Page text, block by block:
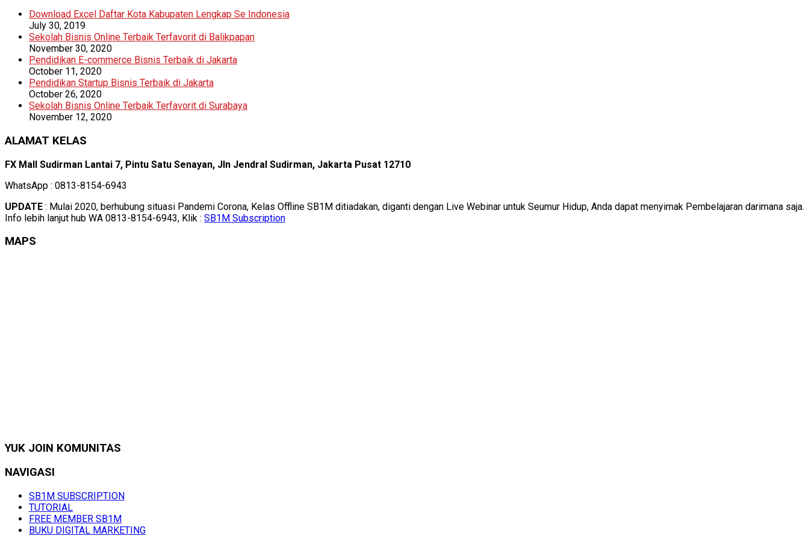
Download Excel Daftar Kota Kabupaten Lengkap Se Indonesia
July 30, 2019
Sekolah Bisnis Online Terbaik Terfavorit di Balikpapan
November 30, 2020
Pendidikan E-commerce Bisnis Terbaik di Jakarta
October 11, 2020
Pendidikan Startup Bisnis Terbaik di Jakarta
October 26, 2020
Sekolah Bisnis Online Terbaik Terfavorit di Surabaya
November 12, 2020
ALAMAT KELAS
FX Mall Sudirman Lantai 7, Pintu Satu Senayan, Jln Jendral Sudirman, Jakarta Pusat 12710
WhatsApp : 0813-8154-6943
UPDATE : Mulai 2020, berhubung situasi Pandemi Corona, Kelas Offline SB1M ditiadakan, diganti dengan Live Webinar untuk Seumur Hidup, Anda dapat menyimak Pembelajaran darimana saja.
Info lebih lanjut hub WA 0813-8154-6943, Klik : SB1M Subscription
MAPS
YUK JOIN KOMUNITAS
NAVIGASI
SB1M SUBSCRIPTION
TUTORIAL
FREE MEMBER SB1M
BUKU DIGITAL MARKETING